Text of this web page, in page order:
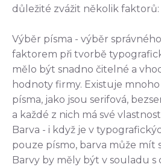
důležité zvážit několik faktorů:
Výběr písma - výběr
faktorem při tvorbě
mělo být snadno čitelné a
hodnoty firmy. Existuje
písma, jako jsou serifová,
a každé z nich má své
Barva - i když je v
pouze písmo, barva může mít
Barvy by měly být v souladu s